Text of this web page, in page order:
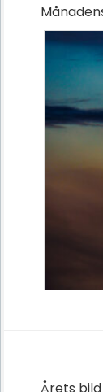
Årets